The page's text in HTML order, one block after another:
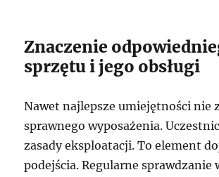
Znaczenie
sprzętu i jego obsługi
Nawet najlepsze umiejętności nie
sprawnego wyposażenia.
zasady eksploatacji. To element
podejścia. Regularne sprawdzanie